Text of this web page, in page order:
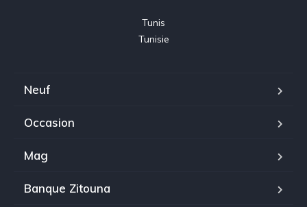
Tunis
Tunisie
Neuf
Occasion
Mag
Banque Zitouna